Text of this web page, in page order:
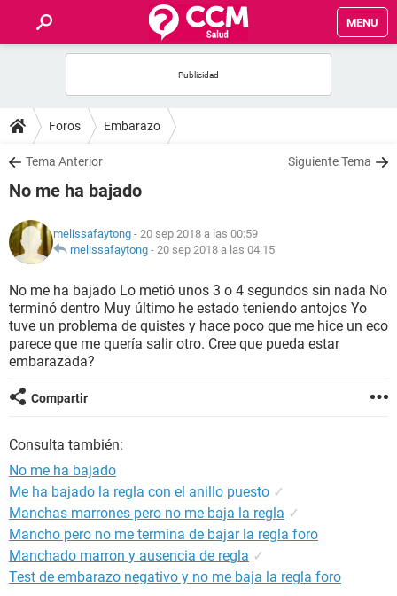
MENU
FOROS
SALUD
NUTRICIÓN
BIENESTAR
SEXUALIDAD
GLOSARIO
Foros Embarazo
Tema Anterior Siguiente Tema
No me ha bajado
melissafaytong - 20 sep 2018 a las 00:59
melissafaytong - 20 sep 2018 a las 04:15
No me ha bajado Lo metió unos 3 o 4 segundos sin nada No
terminó dentro Muy último he estado teniendo antojos Yo
tuve un problema de quistes y hace poco que me hice un eco
parece que me quería salir otro. Cree que pueda estar
embarazada?
Compartir
Consulta también:
No me ha bajado
Me ha bajado la regla con el anillo puesto ✓
Manchas marrones pero no me baja la regla ✓
Mancho pero no me termina de bajar la regla foro
Manchado marron y ausencia de regla ✓
Test de embarazo negativo y no me baja la regla foro